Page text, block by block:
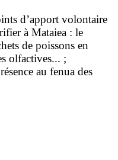
d’apport volontaire
à Mataiea : le
de poissons en
olfactives... ;
au fenua des